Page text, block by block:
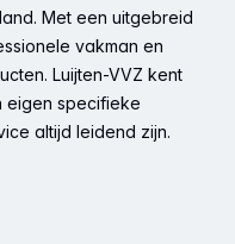
Met een uitgebreid
vakman en
Luijten-VVZ kent
eigen specifieke
altijd leidend zijn.